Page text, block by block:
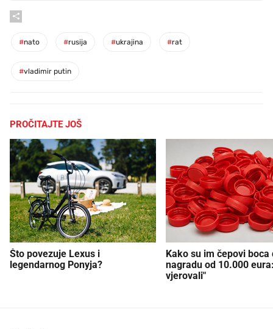
#nato #rusija #ukrajina #rat
#vladimir putin
PROČITAJTE JOŠ
Što povezuje Lexus i
legendarnog Ponyja?
Kako su im čepovi boca
nagradu od 10.000
vjerovali"